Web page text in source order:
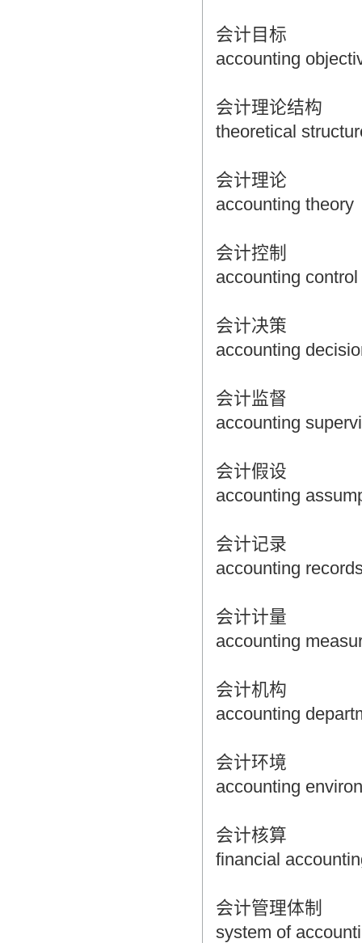
会计目标
accounting
会计理论结构
theoretical
会计理论
accounting theory
会计控制
accounting control
会计决策
accounting
会计监督
accounting
会计假设
accounting
会计记录
accounting
会计计量
accounting
会计机构
accounting
会计环境
accounting
会计核算
financial
会计管理体制
system of